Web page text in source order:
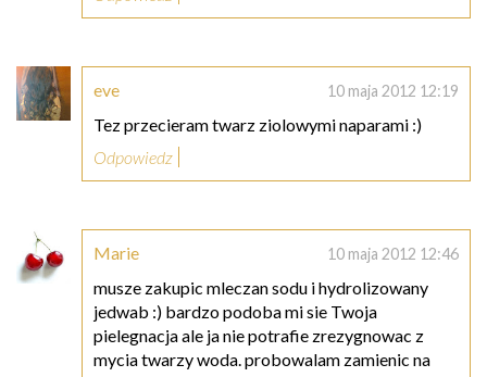
eve 10 maja 2012 12:19
Tez przecieram twarz ziolowymi naparami :)
Odpowiedz
Marie 10 maja 2012 12:46
musze zakupic mleczan sodu i hydrolizowany
jedwab :) bardzo podoba mi sie Twoja
pielegnacja ale ja nie potrafie zrezygnowac z
mycia twarzy woda. probowalam zamienic na